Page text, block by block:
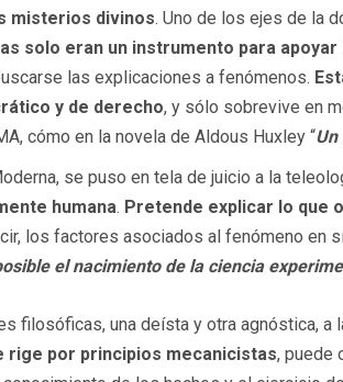
misterios divinos. Uno de los ejes de la
solo eran un instrumento para
las explicaciones a fenómenos.
y de derecho, y sólo sobrevive en
cómo en la novela de Aldous Huxley “Un
se puso en tela de juicio a la
humana. Pretende explicar lo que
los factores asociados al fenómeno en
el nacimiento de la ciencia
filosóficas, una deísta y otra agnóstica, a
rige por principios mecanicistas, puede